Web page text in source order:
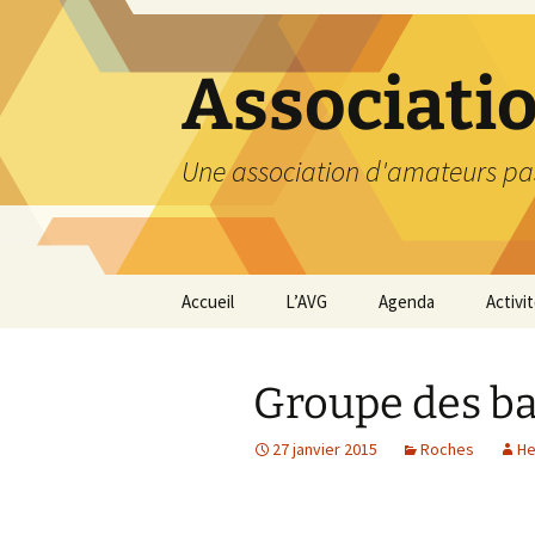
contenu
Une association d'amateurs
Accueil L’AVG
Nos coordonnées
Nous contacter et
Agenda
Groupe des
27 janvier 2015 Roches